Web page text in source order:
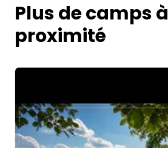
Plus de camps à
proximité
Image 1 of 5